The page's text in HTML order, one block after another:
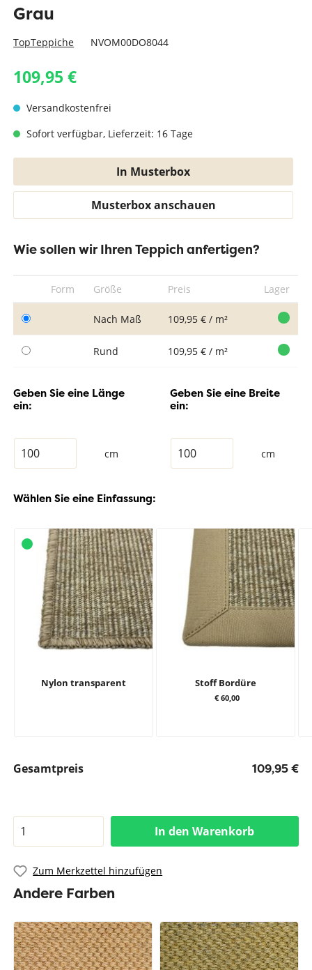
Grau
TopTeppiche NVOM00DO8044
109,95 €
Versandkostenfrei
Sofort verfügbar, Lieferzeit: 16 Tage
In Musterbox
Musterbox anschauen
Wie sollen wir Ihren Teppich anfertigen?
Form Größe Preis Lager
Nach Maß 109,95 € / m²
Rund 109,95 € / m²
Geben Sie eine Länge
ein:
cm
Geben Sie eine Breite
ein:
cm
Wählen Sie eine Einfassung:
Nylon transparent Stoff Bordüre
€ 60,00
Gesamtpreis 109,95 €
In den Warenkorb
Zum Merkzettel hinzufügen
Andere Farben